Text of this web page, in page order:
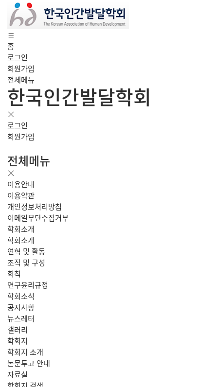
홈
로그인
회원가입
전체메뉴
한국인간발달학회
로그인
회원가입
전체메뉴
이용안내
이용약관
개인정보처리방침
이메일무단수집거부
학회소개
학회소개
연혁 및 활동
조직 및 구성
회칙
연구윤리규정
학회소식
공지사항
뉴스레터
갤러리
학회지
학회지 소개
논문투고 안내
자료실